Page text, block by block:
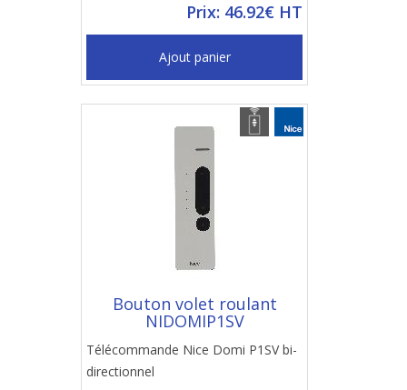
Prix: 46.92€ HT
Ajout panier
Bouton volet roulant
NIDOMIP1SV
Télécommande Nice Domi P1SV bi-
directionnel